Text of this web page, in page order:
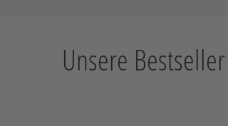
Unsere Bestseller